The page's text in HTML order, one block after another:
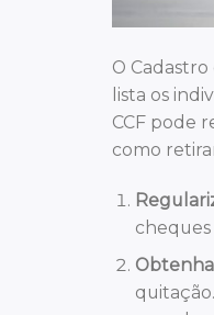
O
lista os
CCF pode
como